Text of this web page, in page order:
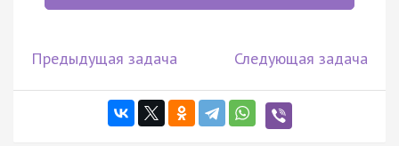
Предыдущая задача Следующая задача